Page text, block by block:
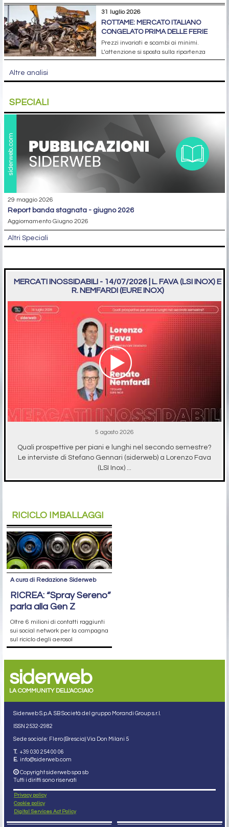
31 luglio 2026
ROTTAME: MERCATO ITALIANO
CONGELATO PRIMA DELLE FERIE
Prezzi invariati e scambi ai minimi.
L’attenzione si sposta sulla ripartenza
Altre analisi
SPECIALI
29 maggio 2026
report banda stagnata - giugno 2026
Aggiornamento Giugno 2026
Altri Speciali
MERCATI INOSSIDABILI - 14/07/2026 | L. FAVA (LSI INOX) E
R. NEMFARDI (EURE INOX)
5 agosto 2026
Quali prospettive per piani e lunghi nel secondo semestre?
Le interviste di Stefano Gennari (siderweb) a Lorenzo Fava
(LSI Inox) ...
RICICLO IMBALLAGGI
A cura di Redazione Siderweb
RICREA: “Spray Sereno”
parla alla Gen Z
Oltre 6 milioni di contatti raggiunti
sui social network per la campagna
sul riciclo degli aerosol
siderweb
LA COMMUNITY DELL'ACCIAIO
Siderweb S.p.A. SB Società del gruppo Morandi Group s.r.l.
ISSN 2532-2982
Sede sociale: Flero (Brescia) Via Don Milani 5
T. +39 030 254 00 06
E. info@siderweb.com
Copyright siderweb spa sb
Tutti i diritti sono riservati
Privacy policy
Cookie policy
Digital Services Act Policy